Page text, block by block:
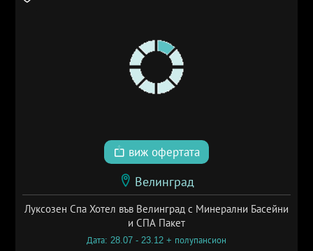
виж офертата
Велинград
Луксозен Спа Хотел във Велинград с Минерални Басейни
и СПА Пакет
Дата: 28.07 - 23.12 + полупансион